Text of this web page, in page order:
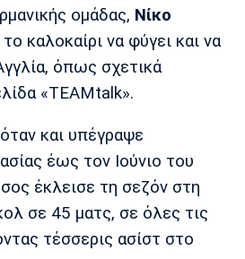
Μίλαν Μπάγερν
Παρί Σεν
Ζερμέν
Μαρσέιγ
Ερυθρός
Τότεναμ
ομάδας, Νίκο
το καλοκαίρι να φύγει και να
όπως σχετικά
«TEAMtalk».
και υπέγραψε
έως τον Ιούνιο του
έκλεισε τη σεζόν στη
σε 45 ματς, σε όλες τις
τέσσερις ασίστ στο